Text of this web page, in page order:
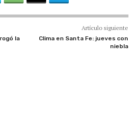
la
Artículo siguiente
Clima en Santa Fe: jueves con
niebla